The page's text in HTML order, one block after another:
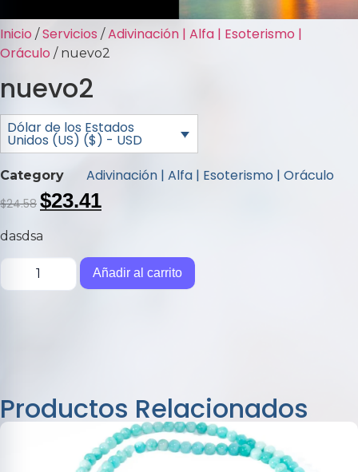
Inicio / Servicios / Adivinación | Alfa | Esoterismo |
Oráculo / nuevo2
nuevo2
Dólar de los Estados
Unidos (US) ($) - USD
Category Adivinación | Alfa | Esoterismo | Oráculo
$24.58 $23.41
dasdsa
Añadir al carrito
Productos Relacionados